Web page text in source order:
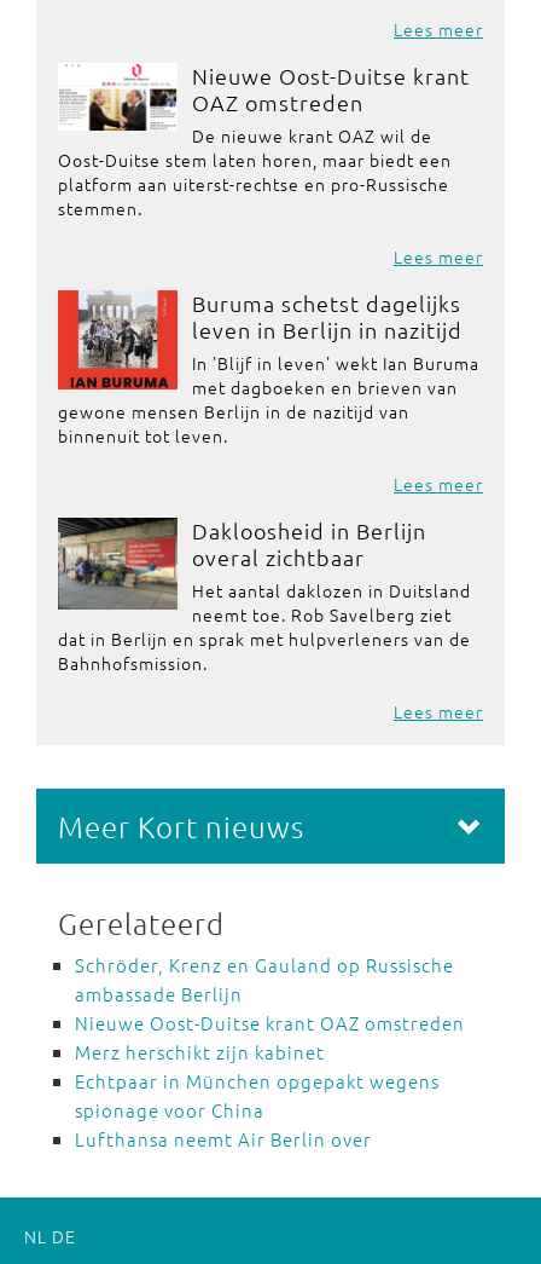
Lees meer
Nieuwe Oost-Duitse krant
OAZ omstreden
De nieuwe krant OAZ wil de
Oost-Duitse stem laten horen, maar biedt een
platform aan uiterst-rechtse en pro-Russische
stemmen.
Lees meer
Buruma schetst dagelijks
leven in Berlijn in nazitijd
In 'Blijf in leven' wekt Ian Buruma
met dagboeken en brieven van
gewone mensen Berlijn in de nazitijd van
binnenuit tot leven.
Lees meer
Dakloosheid in Berlijn
overal zichtbaar
Het aantal daklozen in Duitsland
neemt toe. Rob Savelberg ziet
dat in Berlijn en sprak met hulpverleners van de
Bahnhofsmission.
Lees meer
Meer Kort nieuws
Gerelateerd
Schröder, Krenz en Gauland op Russische
ambassade Berlijn
Nieuwe Oost-Duitse krant OAZ omstreden
Merz herschikt zijn kabinet
Echtpaar in München opgepakt wegens
spionage voor China
Lufthansa neemt Air Berlin over
NL DE